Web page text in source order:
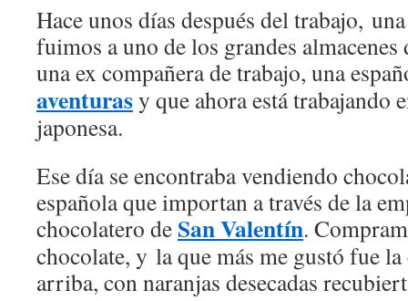
Hace unos días después del trabajo,
fuimos a uno de los grandes almacenes
una ex compañera de trabajo, una
aventurasy que ahora está trabajando
japonesa.
Ese día se encontraba vendiendo
española que importan a través de la
chocolatero deSan Valentín.
chocolate, y la que más me gustó fue
arriba, con naranjas desecadas